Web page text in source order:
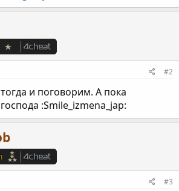
#2
и поговорим. А пока
:Smile_izmena_jap:
#3